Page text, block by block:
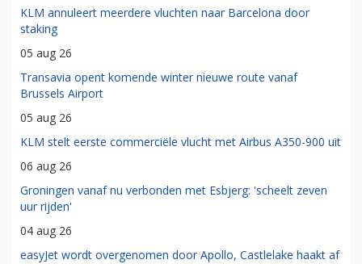
KLM annuleert meerdere vluchten naar Barcelona door
staking
05 aug 26
Transavia opent komende winter nieuwe route vanaf
Brussels Airport
05 aug 26
KLM stelt eerste commerciële vlucht met Airbus A350-900 uit
06 aug 26
Groningen vanaf nu verbonden met Esbjerg: 'scheelt zeven
uur rijden'
04 aug 26
easyJet wordt overgenomen door Apollo, Castlelake haakt af